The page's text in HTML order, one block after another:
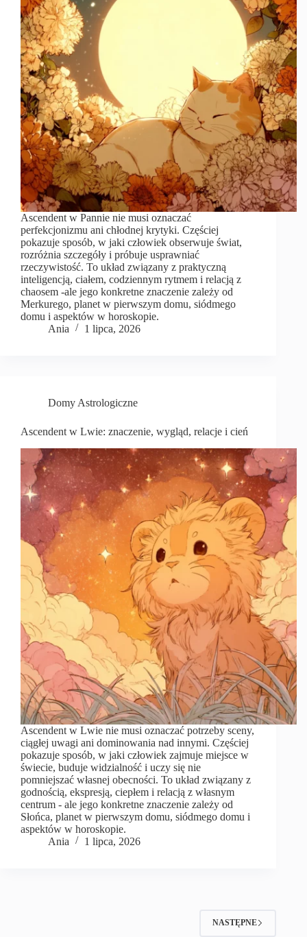
Ascendent w Pannie nie musi oznaczać
perfekcjonizmu ani chłodnej krytyki. Częściej
pokazuje sposób, w jaki człowiek obserwuje świat,
rozróżnia szczegóły i próbuje usprawniać
rzeczywistość. To układ związany z praktyczną
inteligencją, ciałem, codziennym rytmem i relacją z
chaosem -ale jego konkretne znaczenie zależy od
Merkurego, planet w pierwszym domu, siódmego
domu i aspektów w horoskopie.
Ania
1 lipca, 2026
Domy Astrologiczne
Ascendent w Lwie: znaczenie, wygląd, relacje i cień
Ascendent w Lwie nie musi oznaczać potrzeby sceny,
ciągłej uwagi ani dominowania nad innymi. Częściej
pokazuje sposób, w jaki człowiek zajmuje miejsce w
świecie, buduje widzialność i uczy się nie
pomniejszać własnej obecności. To układ związany z
godnością, ekspresją, ciepłem i relacją z własnym
centrum - ale jego konkretne znaczenie zależy od
Słońca, planet w pierwszym domu, siódmego domu i
aspektów w horoskopie.
Ania
1 lipca, 2026
NASTĘPNE